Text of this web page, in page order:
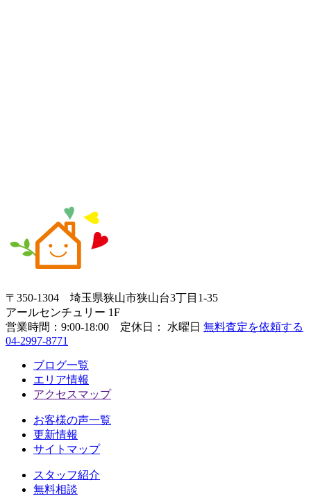
〒350-1304 埼玉県狭山市狭山台3丁目1-35
アールセンチュリー 1F
営業時間： 9:00-18:00 定休日： 水曜日 無料査定を依頼する
04-2997-8771
ブログ一覧
エリア情報
アクセスマップ
お客様の声一覧
更新情報
サイトマップ
スタッフ紹介
無料相談